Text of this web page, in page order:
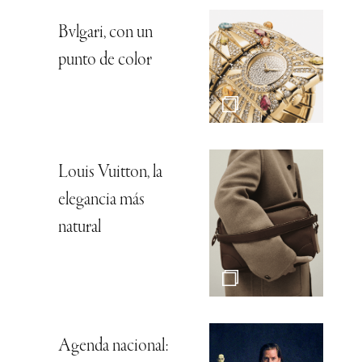
Bvlgari, con un
punto de color
Louis Vuitton, la
elegancia más
natural
Agenda nacional: